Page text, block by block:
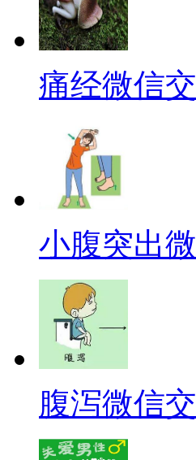
痛经微信
小腹突出
腹泻微信